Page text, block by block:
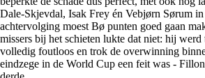
Dale-Skjevdal, Isak Frey én Vebjørn Sørum
achtervolging moest Bø punten goed gaan
missers bij het schieten lukte dat niet: hij
volledig foutloos en trok de overwinning
eindzege in de World Cup een feit was -